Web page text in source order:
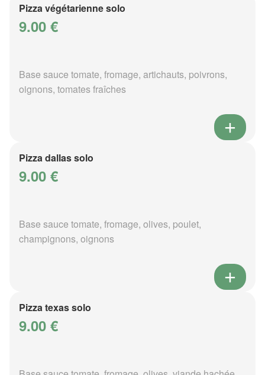
Pizza végétarienne solo
9.00 €
Base sauce tomate, fromage, artichauts, poivrons,
oignons, tomates fraîches
Pizza dallas solo
9.00 €
Base sauce tomate, fromage, olives, poulet,
champignons, oignons
Pizza texas solo
9.00 €